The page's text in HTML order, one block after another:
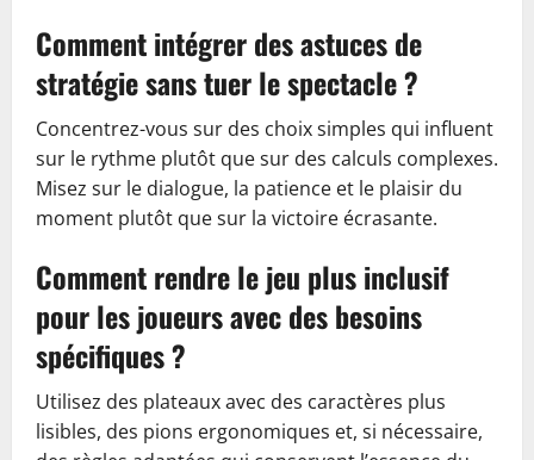
Comment intégrer des astuces de
stratégie sans tuer le spectacle ?
Concentrez-vous sur des choix simples qui influent
sur le rythme plutôt que sur des calculs complexes.
Misez sur le dialogue, la patience et le plaisir du
moment plutôt que sur la victoire écrasante.
Comment rendre le jeu plus inclusif
pour les joueurs avec des besoins
spécifiques ?
Utilisez des plateaux avec des caractères plus
lisibles, des pions ergonomiques et, si nécessaire,